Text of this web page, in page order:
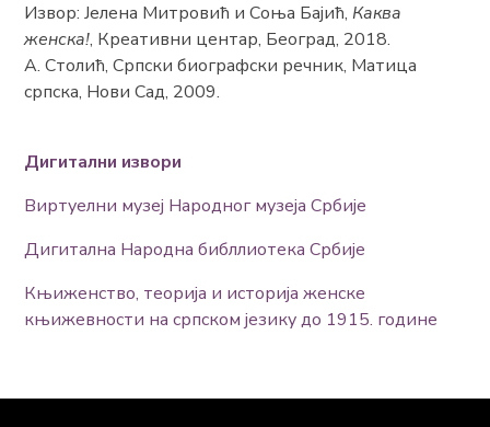
Извор: Јелена Митровић и Соња Бајић,Каква
женска!, Креативни центар, Београд, 2018.
А. Столић, Српски биографски речник, Матица
српска, Нови Сад, 2009.
Дигитални извори
Виртуелни музеј Народног музеја Србије
Дигитална Народна библлиотека Србије
Књиженство, теорија и историја женске
књижевности на српском језику до 1915. године